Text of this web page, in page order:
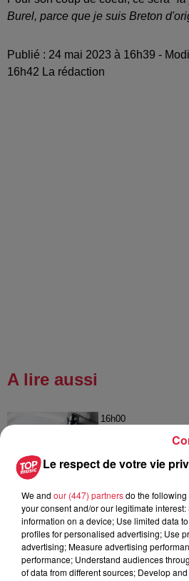
Burel, parce que je suis Breton
Publié : 24 mai 2023 à 16h39 -
16h42 La rédaction
A lire aussi
16h00
15h54
Tags
Catherine
Le respect de votre vie
We and our (447) partnersdo the
your consent and/or our legitimate
information on a device; Use limited data
profiles for personalised advertising; Use
advertising; Measure advertising
performance; Understand audiences
of data from different sources; Develop